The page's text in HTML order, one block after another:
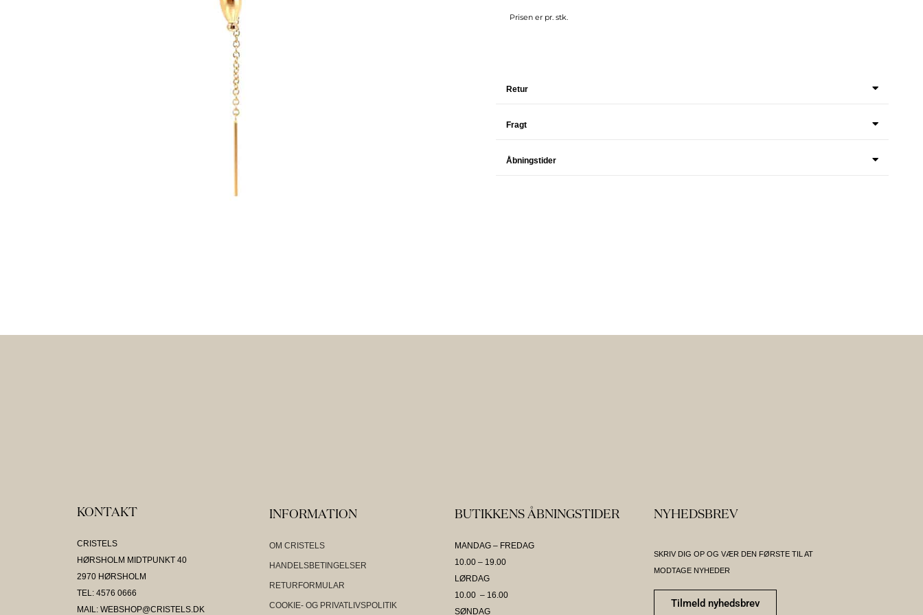
Prisen er pr. stk.
Retur
Fragt
Åbningstider
KONTAKT
CRISTELS
HØRSHOLM MIDTPUNKT 40
2970 HØRSHOLM
TEL: 4576 0666
MAIL: WEBSHOP@CRISTELS.DK
INFORMATION
OM CRISTELS
HANDELSBETINGELSER
RETURFORMULAR
COOKIE- OG PRIVATLIVSPOLITIK
BUTIKKENS ÅBNINGSTIDER
MANDAG – FREDAG
10.00 – 19.00
LØRDAG
10.00 – 16.00
SØNDAG
NYHEDSBREV
SKRIV DIG OP OG VÆR DEN FØRSTE TIL AT
MODTAGE NYHEDER
Tilmeld nyhedsbrev